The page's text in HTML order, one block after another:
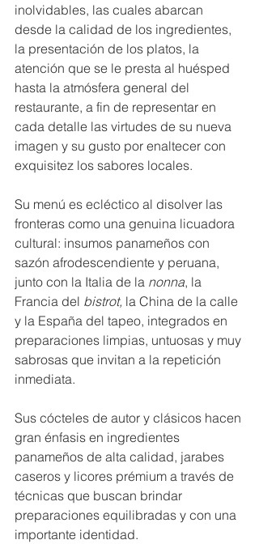
inolvidables, las cuales abarcan
desde la calidad de los ingredientes,
la presentación de los platos, la
atención que se le presta al huésped
hasta la atmósfera general del
restaurante, a fin de representar en
cada detalle las virtudes de su nueva
imagen y su gusto por enaltecer con
exquisitez los sabores locales.
Su menú es ecléctico al disolver las
fronteras como una genuina licuadora
cultural: insumos panameños con
sazón afrodescendiente y peruana,
junto con la Italia de la nonna, la
Francia del bistrot, la China de la calle
y la España del tapeo, integrados en
preparaciones limpias, untuosas y muy
sabrosas que invitan a la repetición
inmediata.
Sus cócteles de autor y clásicos hacen
gran énfasis en ingredientes
panameños de alta calidad, jarabes
caseros y licores prémium a través de
técnicas que buscan brindar
preparaciones equilibradas y con una
importante identidad.